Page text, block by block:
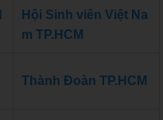
Hội Sinh viên Việt Na
m TP.HCM
Thành Đoàn TP.HCM